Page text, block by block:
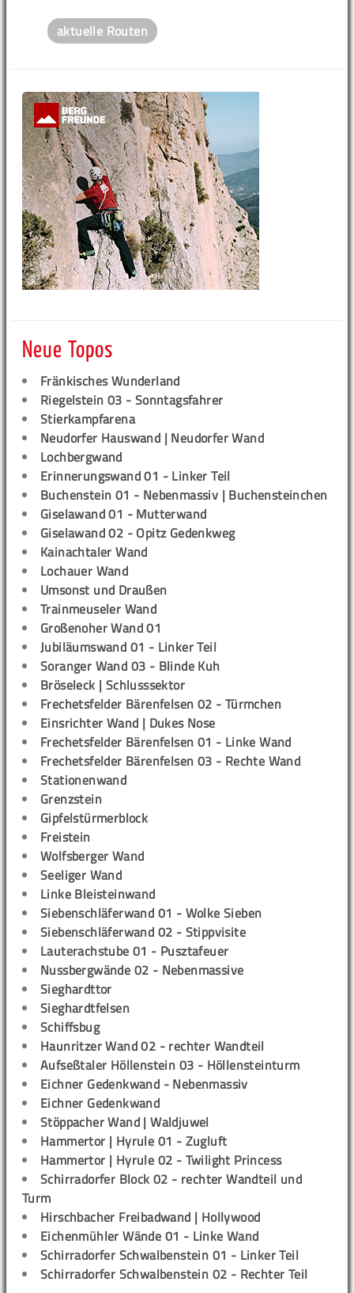
aktuelle Routen
Neue Topos
Fränkisches Wunderland
Riegelstein 03 - Sonntagsfahrer
Stierkampfarena
Neudorfer Hauswand | Neudorfer Wand
Lochbergwand
Erinnerungswand 01 - Linker Teil
Buchenstein 01 - Nebenmassiv | Buchensteinchen
Giselawand 01 - Mutterwand
Giselawand 02 - Opitz Gedenkweg
Kainachtaler Wand
Lochauer Wand
Umsonst und Draußen
Trainmeuseler Wand
Großenoher Wand 01
Jubiläumswand 01 - Linker Teil
Soranger Wand 03 - Blinde Kuh
Bröseleck | Schlusssektor
Frechetsfelder Bärenfelsen 02 - Türmchen
Einsrichter Wand | Dukes Nose
Frechetsfelder Bärenfelsen 01 - Linke Wand
Frechetsfelder Bärenfelsen 03 - Rechte Wand
Stationenwand
Grenzstein
Gipfelstürmerblock
Freistein
Wolfsberger Wand
Seeliger Wand
Linke Bleisteinwand
Siebenschläferwand 01 - Wolke Sieben
Siebenschläferwand 02 - Stippvisite
Lauterachstube 01 - Pusztafeuer
Nussbergwände 02 - Nebenmassive
Sieghardttor
Sieghardtfelsen
Schiffsbug
Haunritzer Wand 02 - rechter Wandteil
Aufseßtaler Höllenstein 03 - Höllensteinturm
Eichner Gedenkwand - Nebenmassiv
Eichner Gedenkwand
Stöppacher Wand | Waldjuwel
Hammertor | Hyrule 01 - Zugluft
Hammertor | Hyrule 02 - Twilight Princess
Schirradorfer Block 02 - rechter Wandteil und
Turm
Hirschbacher Freibadwand | Hollywood
Eichenmühler Wände 01 - Linke Wand
Schirradorfer Schwalbenstein 01 - Linker Teil
Schirradorfer Schwalbenstein 02 - Rechter Teil